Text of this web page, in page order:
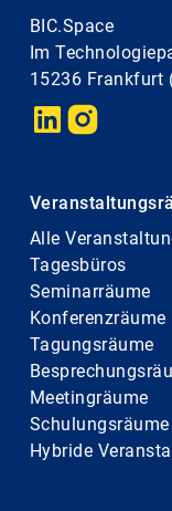
BIC.Space
Im
15236 Frankfurt
Alle
Tagesbüros
Seminarräume
Konferenzräume
Tagungsräume
Meetingräume
Schulungsräume
Hybride